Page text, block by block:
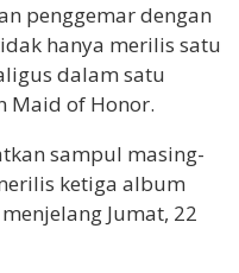
penggemar dengan
hanya merilis satu
dalam satu
Maid of Honor.
sampul masing-
ketiga album
Jumat, 22